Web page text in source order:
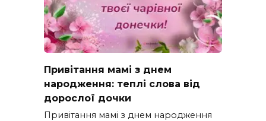
Привітання мамі з днем
народження: теплі слова від
дорослої дочки
Привітання мамі з днем народження